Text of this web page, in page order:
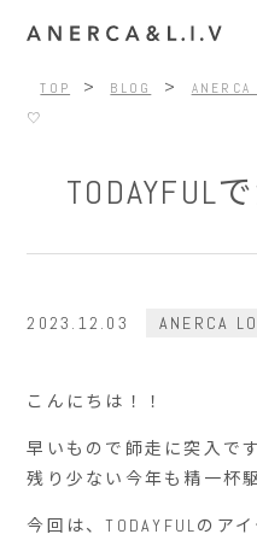
TOP > BLOG > ANERCA
♡
2023.12.03 ANERCA
こんにちは！！
早いもので師走に突入です
残り少ない今年も精一杯
今回は、TODAYFULのア